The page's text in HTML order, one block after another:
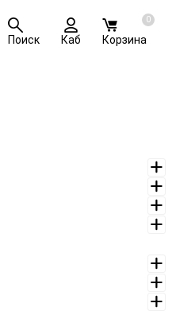
Поиск Каб
0
Корзина